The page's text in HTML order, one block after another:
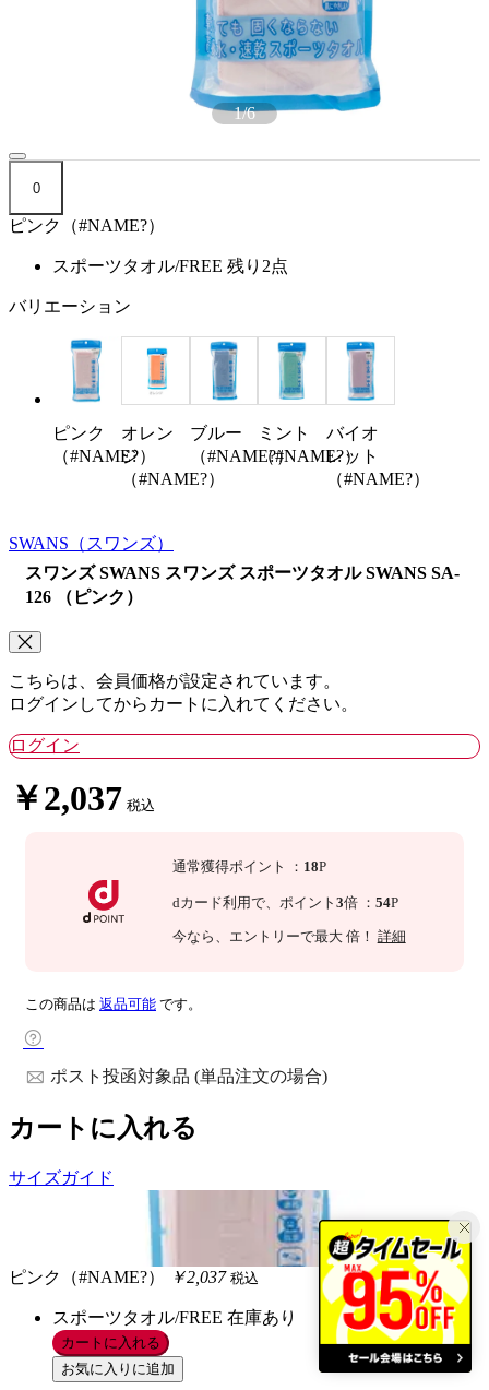
1/6
0
ピンク（#NAME?）
スポーツタオル/FREE 残り2点
バリエーション
ピンク
（#NAME?）
オレン
ジ
（#NAME?）
ブルー
（#NAME?）
ミント
（#NAME?）
バイオ
レット
（#NAME?）
SWANS （スワンズ）
スワンズ SWANS スワンズ スポーツタオル SWANS SA-
126 （ピンク）
こちらは、会員価格が設定されています。
ログインしてからカートに入れてください。
ログイン
￥2,037 税込
通常獲得ポイント ： 18P
dカード利用で、 ポイント 3倍 ： 54P
今なら 、エントリーで最大 倍！ 詳細
この商品は 返品可能 です。
ポスト投函対象品 (単品注文の場合)
カートに入れる
サイズガイド
ピンク（#NAME?） ￥2,037 税込
スポーツタオル/FREE 在庫あり
カートに入れる
お気に入りに追加